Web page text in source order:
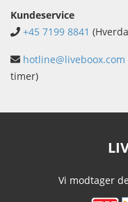
Kundeservice
+45 7199 8841
hotline@liveboox.com
timer)
Vi modtager